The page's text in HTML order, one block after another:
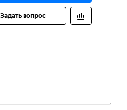
Задать вопрос